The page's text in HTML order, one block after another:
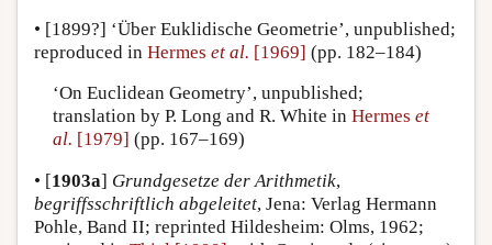
• [1899?] ‘Über Euklidische Geometrie’, unpublished;
reproduced in Hermes et al. [1969] (pp. 182–184)
‘On Euclidean Geometry’, unpublished;
translation by P. Long and R. White in Hermes et
al. [1979] (pp. 167–169)
• [1903a] Grundgesetze der Arithmetik,
begriffsschriftlich abgeleitet, Jena: Verlag Hermann
Pohle, Band II; reprinted Hildesheim: Olms, 1962;